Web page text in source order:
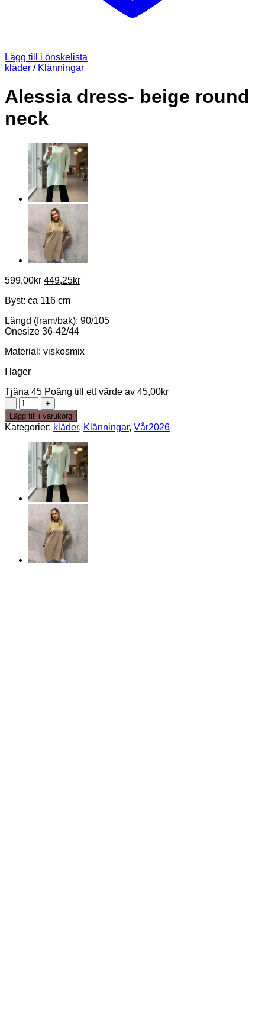
Lägg till i önskelista
kläder / Klänningar
Alessia dress- beige round
neck
599,00kr Det
priset
599,00kr.
449,25krDet
449,25kr.
Byst: ca 116 cm
Längd (fram/bak): 90/105
Onesize 36-42/44
Material: viskosmix
I lager
Tjäna 45 Poäng till ett värde av 45,00kr
Alessia
dress-
beige
round
neck
mängd
Lägg till i varukorg
Kategorier: kläder, Klänningar, Vår2026